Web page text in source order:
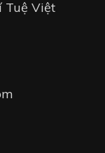
Tuệ Việt